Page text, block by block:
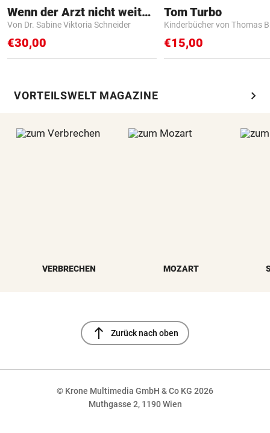
Wenn der Arzt nicht weiter weiß
Von Dr. Sabine Viktoria Schneider
€30,00
Tom Turbo
Kinderbücher von Thomas
€15,00
VORTEILSWELT MAGAZINE chevron_right
VERBRECHEN MOZART
north Zurück nach oben
© Krone Multimedia GmbH & Co KG 2026
Muthgasse 2, 1190 Wien